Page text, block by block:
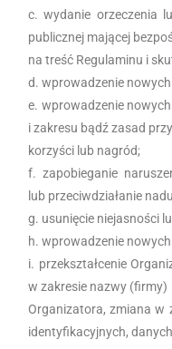
wydanie orzeczenia
publicznej mającej
na treść Regulaminu i
wprowadzenie
wprowadzenie
i zakresu bądź zasad
korzyści lub nagród;
zapobieganie
lub przeciwdziałanie
usunięcie niejasności
wprowadzenie
przekształcenie
w zakresie nazwy (firmy)
Organizatora, zmiana w
identyfikacyjnych, danych